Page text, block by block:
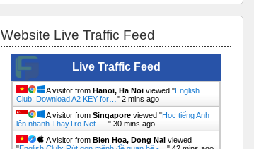
Website Live Traffic Feed
Live Traffic Feed
A visitor from Hanoi, Ha Noi viewed "English
Club: Download A2 KEY for…" 2 mins ago
A visitor from Singapore viewed "Học tiếng Anh
lên nhanh ThayTro.Net -…" 30 mins ago
A visitor from Bien Hoa, Dong Nai viewed